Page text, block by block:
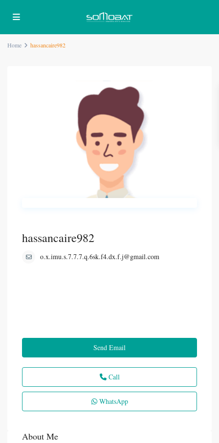
Home hassancaire982
hassancaire982
o.x.imu.s.7.7.7.q.6sk.f4.dx.f.j@gmail.com
Send Email
Call
WhatsApp
About Me